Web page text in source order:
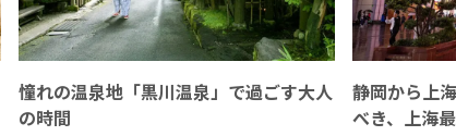
憧れの温泉地「黒川温泉」で過ごす大人
の時間
静岡から上
べき、上海